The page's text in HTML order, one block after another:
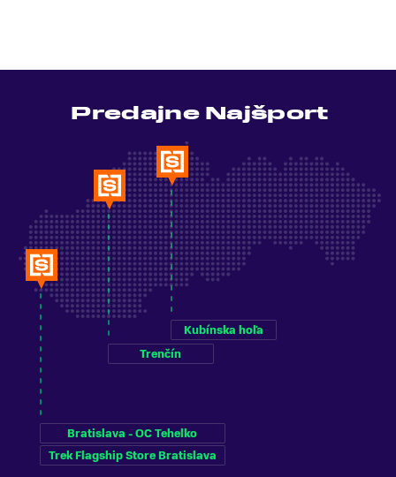
Predajne Najšport
Bratislava - OC Tehelko
Trek Flagship Store Bratislava
Trenčín
Kubínska hoľa